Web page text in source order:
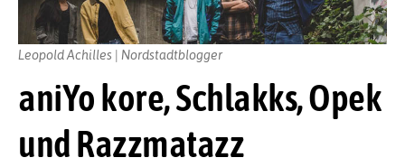
aniYo kore, Schlakks, Opek
und Razzmatazz
Leopold Achilles | Nordstadtblogger